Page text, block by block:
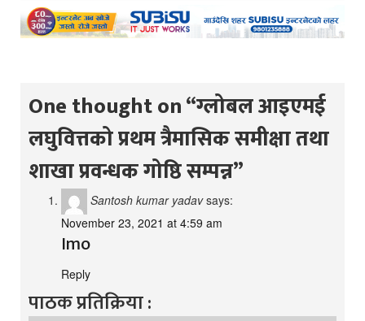
One thought on “ग्लोबल आइएमई
लघुवित्तको प्रथम त्रैमासिक समीक्षा तथा
शाखा प्रवन्धक गोष्ठि सम्पन्न”
Santosh kumar yadav says:
November 23, 2021 at 4:59 am
Imo
Reply
पाठक प्रतिक्रिया :